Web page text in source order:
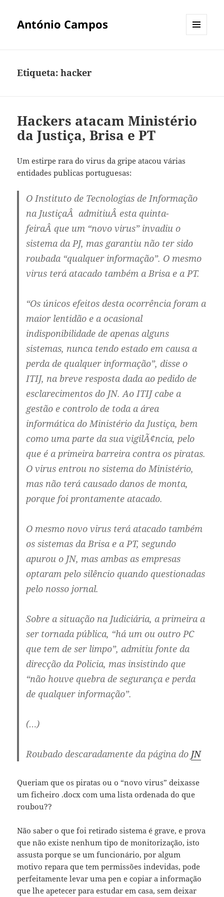
António Campos
Etiqueta:hacker
Hackers atacam Ministério
da Justiça, Brisa e PT
Um estirpe rara do virus da gripe atacou várias
entidades publicas portuguesas:
O Instituto de Tecnologias de Informação
na JustiçaÂ admitiuÂ esta quinta-
feiraÂ que um “novo virus” invadiu o
sistema da PJ, mas garantiu não ter sido
roubada “qualquer informação”. O mesmo
virus terá atacado também a Brisa e a PT.
“Os únicos efeitos desta ocorrência foram a
maior lentidão e a ocasional
indisponibilidade de apenas alguns
sistemas, nunca tendo estado em causa a
perda de qualquer informação”, disse o
ITIJ, na breve resposta dada ao pedido de
esclarecimentos do JN. Ao ITIJ cabe a
gestão e controlo de toda a área
informática do Ministério da Justiça, bem
como uma parte da sua vigilÃ¢ncia, pelo
que é a primeira barreira contra os piratas.
O virus entrou no sistema do Ministério,
mas não terá causado danos de monta,
porque foi prontamente atacado.
O mesmo novo virus terá atacado também
os sistemas da Brisa e a PT, segundo
apurou o JN, mas ambas as empresas
optaram pelo silêncio quando questionadas
pelo nosso jornal.
Sobre a situação na Judiciária, a primeira a
ser tornada pública, “há um ou outro PC
que tem de ser limpo”, admitiu fonte da
direcção da Policia, mas insistindo que
“não houve quebra de segurança e perda
de qualquer informação”.
(…)
Roubado descaradamente da página do JN
Queriam que os piratas ou o “novo virus” deixasse
um ficheiro .docx com uma lista ordenada do que
roubou??
Não saber o que foi retirado sistema é grave, e prova
que não existe nenhum tipo de monitorização, isto
assusta porque se um funcionário, por algum
motivo repara que tem permissões indevidas, pode
perfeitamente levar uma pen e copiar a informação
que lhe apetecer para estudar em casa, sem deixar